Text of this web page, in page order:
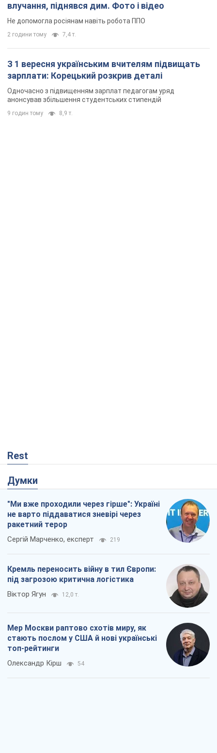
влучання, піднявся дим. Фото і відео
Не допомогла росіянам навіть робота ППО
2 години тому 7,4 т.
З 1 вересня українським вчителям підвищать
зарплати: Корецький розкрив деталі
Одночасно з підвищенням зарплат педагогам уряд
анонсував збільшення студентських стипендій
9 годин тому 8,9 т.
Rest
Думки
"Ми вже проходили через гірше": Україні
не варто піддаватися зневірі через
ракетний терор
Сергій Марченко, експерт 219
Кремль переносить війну в тил Європи:
під загрозою критична логістика
Віктор Ягун 12,0 т.
Мер Москви раптово схотів миру, як
стають послом у США й нові українські
топ-рейтинги
Олександр Кірш 54